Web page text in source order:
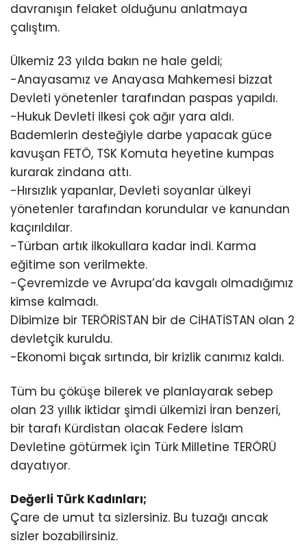
davranışın felaket olduğunu anlatmaya
çalıştım.
Ülkemiz 23 yılda bakın ne hale geldi;
-Anayasamız ve Anayasa Mahkemesi bizzat
Devleti yönetenler tarafından paspas yapıldı.
-Hukuk Devleti ilkesi çok ağır yara aldı.
Bademlerin desteğiyle darbe yapacak güce
kavuşan FETÖ, TSK Komuta heyetine kumpas
kurarak zindana attı.
-Hırsızlık yapanlar, Devleti soyanlar ülkeyi
yönetenler tarafından korundular ve kanundan
kaçırıldılar.
-Türban artık ilkokullara kadar indi. Karma
eğitime son verilmekte.
-Çevremizde ve Avrupa’da kavgalı olmadığımız
kimse kalmadı.
Dibimize bir TERÖRİSTAN bir de CİHATİSTAN olan 2
devletçik kuruldu.
-Ekonomi bıçak sırtında, bir krizlik canımız kaldı.
Tüm bu çöküşe bilerek ve planlayarak sebep
olan 23 yıllık iktidar şimdi ülkemizi İran benzeri,
bir tarafı Kürdistan olacak Federe İslam
Devletine götürmek için Türk Milletine TERÖRÜ
dayatıyor.
Değerli Türk Kadınları;
Çare de umut ta sizlersiniz. Bu tuzağı ancak
sizler bozabilirsiniz.